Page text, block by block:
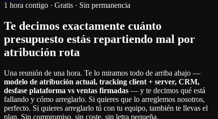
1 hora contigo · Gratis · Sin permanencia
Te decimos exactamente cuánto
presupuesto estás repartiendo mal por
atribución rota
Una reunión de una hora. Te lo miramos todo de arriba abajo —
modelo de atribución actual, tracking client + server, CRM,
desfase plataforma vs ventas firmadas — y te decimos qué está
fallando y cómo arreglarlo. Si quieres que lo arreglemos nosotros,
perfecto. Si quieres arreglarlo tú con tu equipo, también te llevas el
plan. Sin compromiso, sin coste, sin letra pequeña.